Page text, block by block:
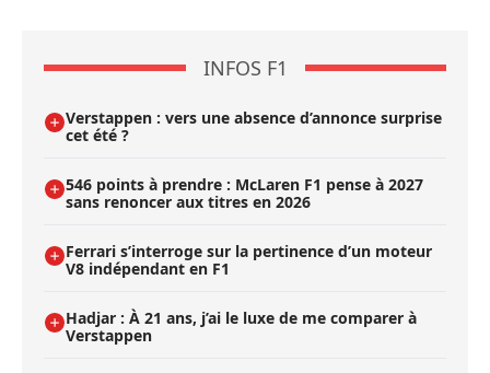
INFOS F1
Verstappen : vers une absence d’annonce surprise
cet été ?
546 points à prendre : McLaren F1 pense à 2027
sans renoncer aux titres en 2026
Ferrari s’interroge sur la pertinence d’un moteur
V8 indépendant en F1
Hadjar : À 21 ans, j’ai le luxe de me comparer à
Verstappen